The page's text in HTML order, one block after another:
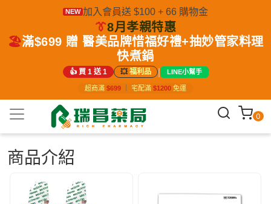
NEW 加入會員送 $100 + 66 購物金
👔8月孝親特惠
🏖️滿$699 贈 醫美品牌惜福好禮+抽妙管家料理
快煮鍋
👍 買 1 送 1 💥福利品 | LINE小幫手
超商滿 $699 宅配滿 $1200 免運
0
商品介紹